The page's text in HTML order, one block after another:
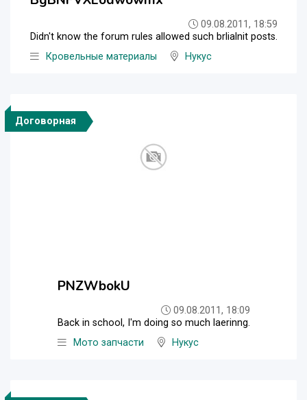
09.08.2011, 18:59
Didn't know the forum rules allowed such brlialnit posts.
Кровельные материалы
Нукус
Договорная
PNZWbokU
09.08.2011, 18:09
Back in school, I'm doing so much laerinng.
Мото запчасти
Нукус